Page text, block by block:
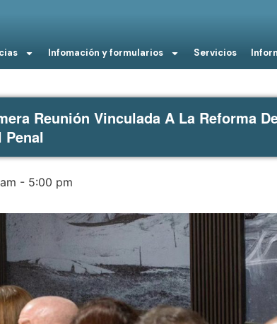
Infomación y formularios Servicios
Reunión Vinculada A La Reforma
Penal
- 5:00 pm